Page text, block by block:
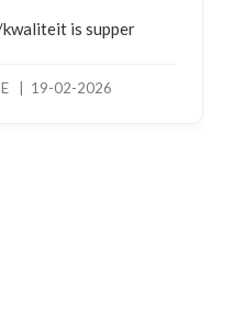
goede prijzen en
met gifts, waardoor je